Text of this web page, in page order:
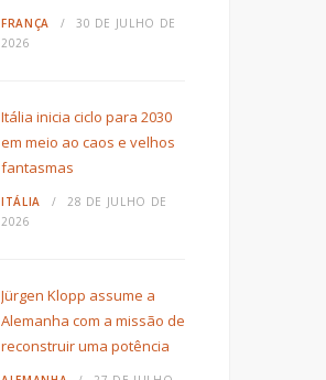
FRANÇA
30 DE JULHO DE
2026
Itália inicia ciclo para 2030
em meio ao caos e velhos
fantasmas
ITÁLIA
28 DE JULHO DE
2026
Jürgen Klopp assume a
Alemanha com a missão de
reconstruir uma potência